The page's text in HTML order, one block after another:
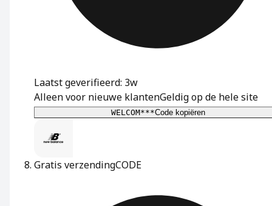
Laatst geverifieerd: 3w
Alleen voor nieuwe klantenGeldig op de hele site
WELCOM***Code kopiëren
Gratis verzendingCODE